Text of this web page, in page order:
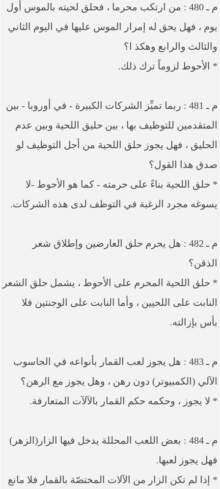
م ـ 480 : من ارتكب محرما ، فحلق لحيته بالموس أول
يوم ، فهل يحق له إمرار الموس عليها في اليوم الثاني
والثالث والرابع وهكذ ا؟
* الأحوط لزوماً ترك ذلك.
م ـ 481 : ربما تميِّز الشركات الكبيرة - في أوروبا - بين
المتقدمين للتوظيف بها ، بين حليق اللحية وبين عدم
الحليق ، فهل يجوز حلق اللحية من أجل التوظيف لو
صدق هذا القول؟
* حلق اللحية بناءً على حرمته - كما هو الأحوط -لا
يسوغه مجرد الرغبة في التوظف لدى هذه الشركات.
م ـ 482 : هل يحرم حلق العارضين وإطلاق شعر
الذقن؟
* حلق اللحية المحرم على الأحوط ، يشمل حلق الشعر
النابت على اللحيين ، وأما النابت على الوجنتين فلا
بأس بإزالته.
م ـ 483 : هل يجوز لعب القمار بأنواعه في الحاسوب
الآلي (الكمبيوتر) دون رهن ، وهل يجوز مع الرهن؟
* لا يجوز ، وحكمه حكم القمار بالآلآت المتعارفة.
م ـ 484 : بعض اللعب المحللة يدخل فيها الزار(الزهر)
فهل يجوز لعبها.
* إذا لم تكن الزار من الآلات المختصّة بالقمار فلا مانع